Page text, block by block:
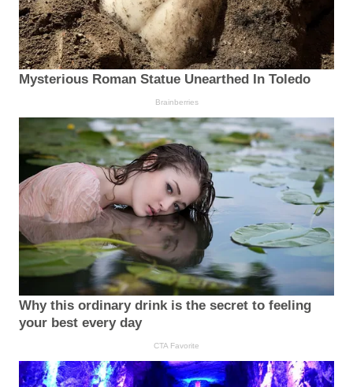
Mysterious Roman Statue Unearthed In Toledo
Brainberries
Why this ordinary drink is the secret to feeling
your best every day
CTA Favorite